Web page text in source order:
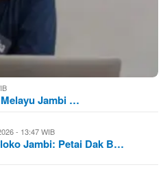
Jambi …
- 13:47 WIB
Jambi: Petai Dak B…